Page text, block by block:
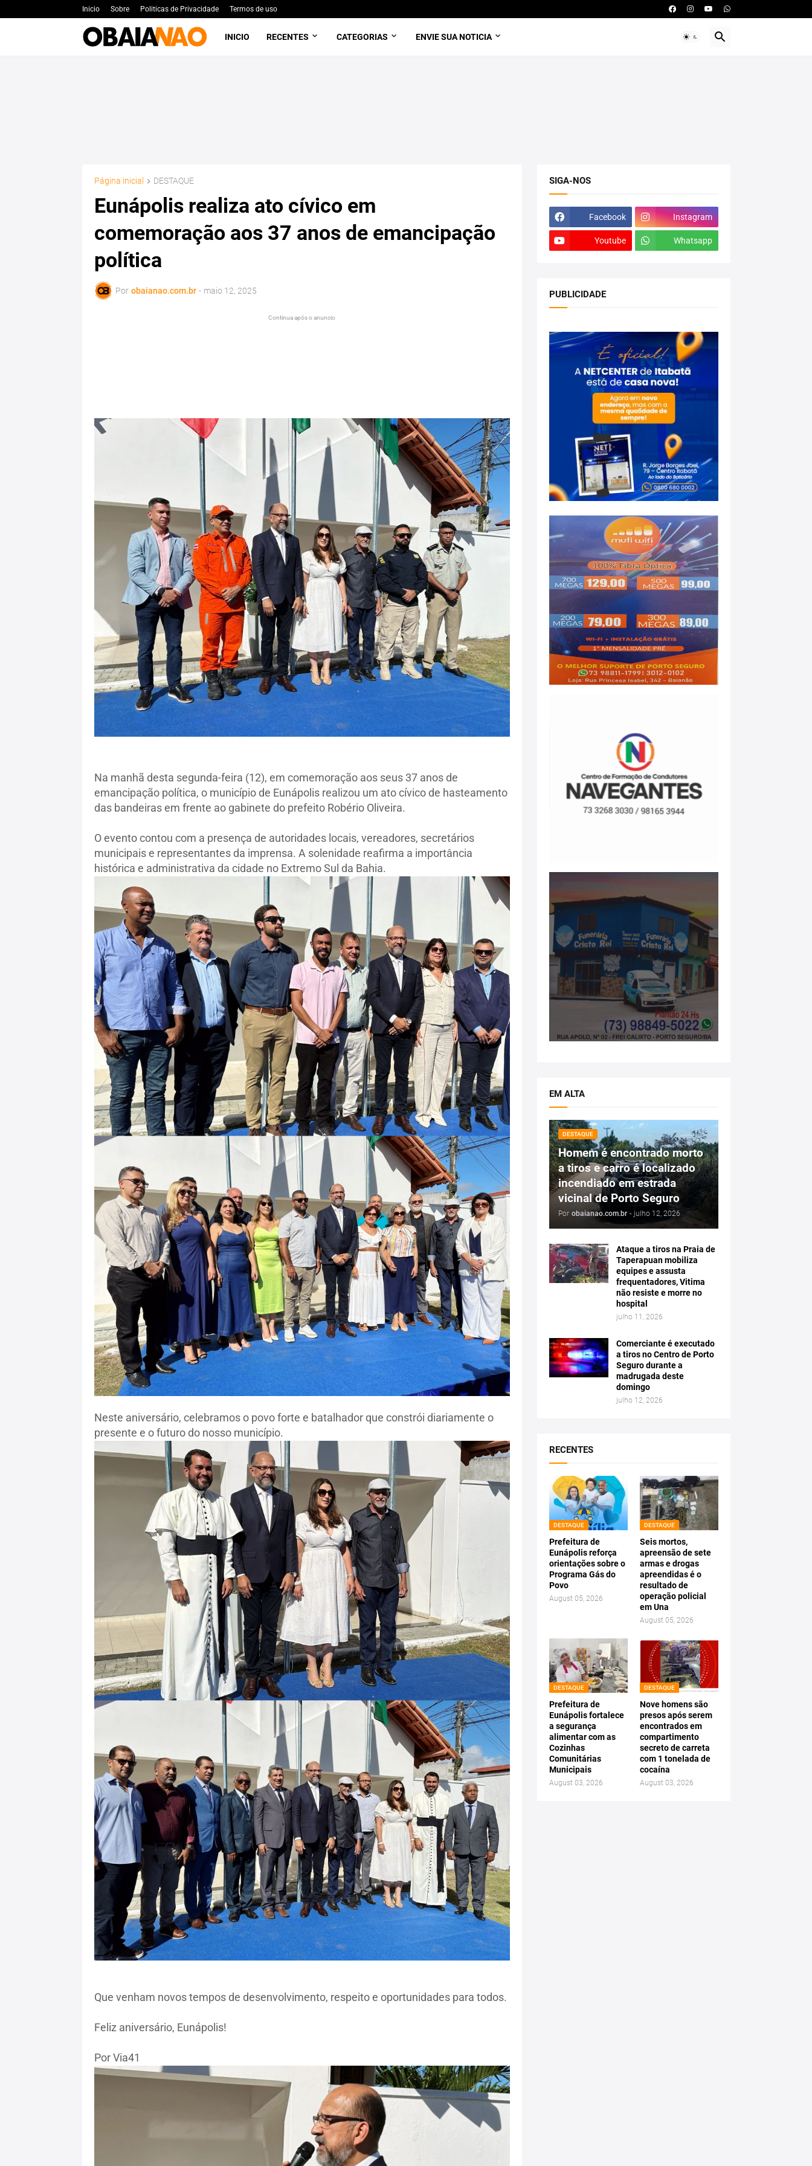
Inicio Sobre Politicas de Privacidade Termos de uso
INICIO RECENTES CATEGORIAS ENVIE SUA NOTICIA
Página inicial DESTAQUE
Eunápolis realiza ato cívico em
comemoração aos 37 anos de emancipação
política
Por obaianao.com.br - maio 12, 2025
Continua após o anuncio
Na manhã desta segunda-feira (12), em comemoração aos seus 37 anos de
emancipação política, o município de Eunápolis realizou um ato cívico de hasteamento
das bandeiras em frente ao gabinete do prefeito Robério Oliveira.
O evento contou com a presença de autoridades locais, vereadores, secretários
municipais e representantes da imprensa. A solenidade reafirma a importância
histórica e administrativa da cidade no Extremo Sul da Bahia.
Neste aniversário, celebramos o povo forte e batalhador que constrói diariamente o
presente e o futuro do nosso município.
Que venham novos tempos de desenvolvimento, respeito e oportunidades para todos.
Feliz aniversário, Eunápolis!
Por Via41
SIGA-NOS
Facebook Instagram
Youtube Whatsapp
PUBLICIDADE
EM ALTA
DESTAQUE
Homem é encontrado morto
a tiros e carro é localizado
incendiado em estrada
vicinal de Porto Seguro
Por obaianao.com.br - julho 12, 2026
Ataque a tiros na Praia de
Taperapuan mobiliza
equipes e assusta
frequentadores, Vitima
não resiste e morre no
hospital
julho 11, 2026
Comerciante é executado
a tiros no Centro de Porto
Seguro durante a
madrugada deste
domingo
julho 12, 2026
RECENTES
DESTAQUE
Prefeitura de
Eunápolis reforça
orientações sobre o
Programa Gás do
Povo
August 05, 2026
DESTAQUE
Seis mortos,
apreensão de sete
armas e drogas
apreendidas é o
resultado de
operação policial
em Una
August 05, 2026
DESTAQUE
Prefeitura de
Eunápolis fortalece
a segurança
alimentar com as
Cozinhas
Comunitárias
Municipais
August 03, 2026
DESTAQUE
Nove homens são
presos após serem
encontrados em
compartimento
secreto de carreta
com 1 tonelada de
cocaína
August 03, 2026